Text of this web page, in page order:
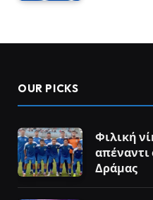
OUR PICKS
Φιλική
απέναντι
Δράμας